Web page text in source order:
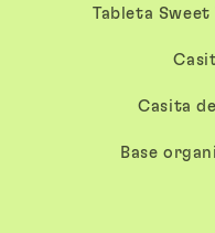
Tableta
Casita
Base